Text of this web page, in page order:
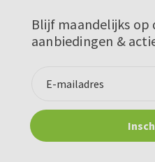
Blijf maandelijks op
aanbiedingen &